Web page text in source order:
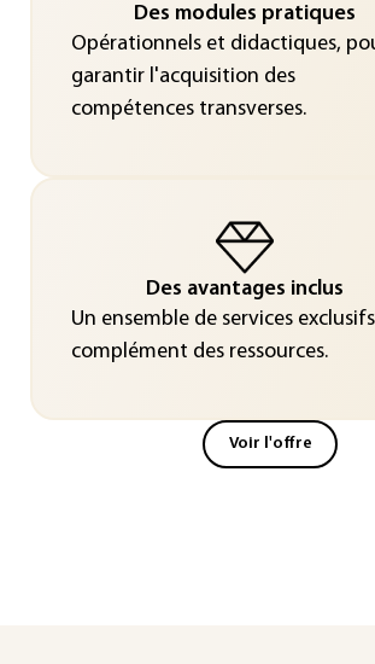
Des modules pratiques
Opérationnels et didactiques,
garantir l'acquisition des
compétences transverses.
Des avantages inclus
Un ensemble de services
complément des ressources.
Voir l'offre